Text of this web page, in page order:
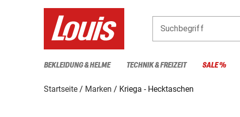
Suchbegriff
BEKLEIDUNG & HELME TECHNIK & FREIZEIT SALE %
Startseite Marken Kriega - Hecktaschen